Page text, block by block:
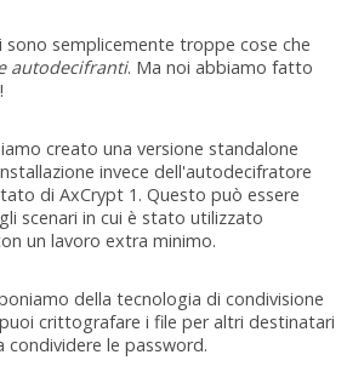
semplicemente troppe cose che
autodecifranti. Ma noi abbiamo fatto
creato una versione standalone
invece dell'autodecifratore
di AxCrypt 1. Questo può essere
scenari in cui è stato utilizzato
un lavoro extra minimo.
della tecnologia di condivisione
crittografare i file per altri destinatari
condividere le password.